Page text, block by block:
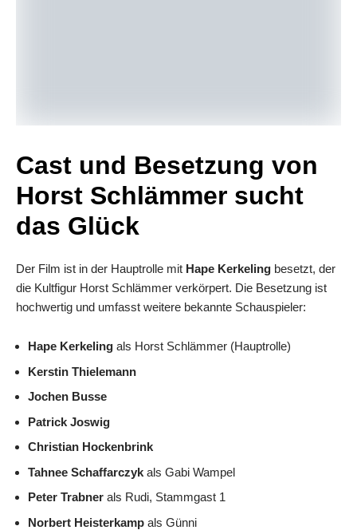
Cast und Besetzung von
Horst Schlämmer sucht
das Glück
Der Film ist in der Hauptrolle mit Hape Kerkeling besetzt, der
die Kultfigur Horst Schlämmer verkörpert. Die Besetzung ist
hochwertig und umfasst weitere bekannte Schauspieler:
Hape Kerkeling als Horst Schlämmer (Hauptrolle)
Kerstin Thielemann
Jochen Busse
Patrick Joswig
Christian Hockenbrink
Tahnee Schaffarczyk als Gabi Wampel
Peter Trabner als Rudi, Stammgast 1
Norbert Heisterkamp als Günni